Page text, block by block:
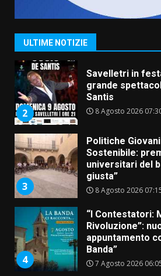
ULTIME NOTIZIE
1
ufficialmente la
2
Savelletri in
grande
Santis
8 Agosto 2026
3
Politiche
Sostenibile:
universitari del
giusta”
8 Agosto 2026
4
“I Contestatori:
Rivoluzione”:
appuntamento
Banda”
7 Agosto 2026